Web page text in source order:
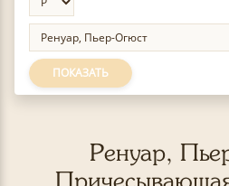
ПОКАЗАТЬ
Ренуар,